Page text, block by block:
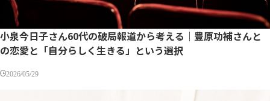
小泉今日子さん60代の破局報道から考える｜豊原功補さんと
の恋愛と「自分らしく生きる」という選択
2026/05/29